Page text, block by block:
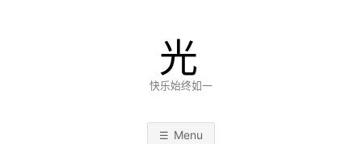
光
快乐始终如一
Menu